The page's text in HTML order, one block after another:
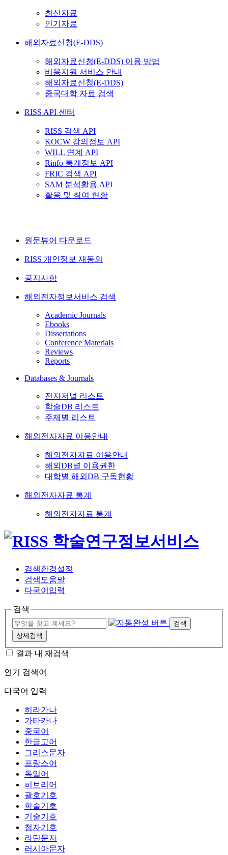
최신자료
인기자료
해외자료신청(E-DDS)
해외자료신청(E-DDS) 이용 방법
비용지원 서비스 안내
해외자료신청(E-DDS)
중국대학 자료 검색
RISS API 센터
RISS 검색 API
KOCW 강의정보 API
WILL 연계 API
Rinfo 통계정보 API
FRIC 검색 API
SAM 분석활용 API
활용 및 참여 현황
원문뷰어 다운로드
RISS 개인정보 재동의
공지사항
해외전자정보서비스 검색
Academic Journals
Ebooks
Dissertations
Conference Materials
Reviews
Reports
Databases & Journals
전자저널 리스트
학술DB 리스트
주제별 리스트
해외전자자료 이용안내
해외전자자료 이용안내
해외DB별 이용권한
대학별 해외DB 구독현황
해외전자자료 통계
해외전자자료 통계
검색환경설정
검색도움말
다국어입력
검색
검색
상세검색
결과 내 재검색
인기 검색어
다국어 입력
히라가나
가타카나
중국어
한글고어
그리스문자
프랑스어
독일어
히브리어
괄호기호
학술기호
기술기호
첨자기호
라틴문자
러시아문자